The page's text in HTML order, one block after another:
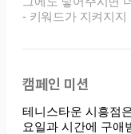
캠페인 미션